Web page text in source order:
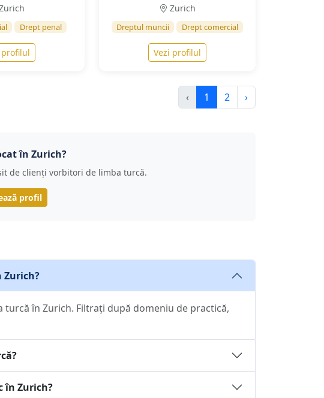
Drept penal
profilul
Zurich
Dreptul muncii Drept comercial
Vezi profilul
‹ 1 2 ›
în Zurich?
de clienți vorbitori de limba turcă.
profil
Zurich?
în Zurich. Filtrați după domeniu de practică,
în Zurich?